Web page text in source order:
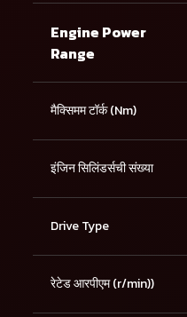
Engine Power
Range
मैक्सिमम टॉर्क (Nm)
इंजिन सिलिंडर्सची संख्या
Drive Type
रेटेड आरपीएम (r/min))